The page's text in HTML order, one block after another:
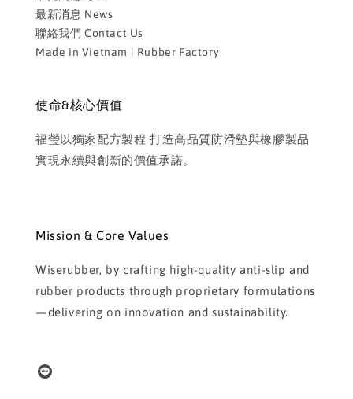
最新消息 News
聯絡我們 Contact Us
Made in Vietnam | Rubber Factory
使命&核心價值
福瑩以獨家配方製程 打造高品質防滑墊與橡膠製品
實現永續與創新的價值承諾。
Mission & Core Values
Wiserubber, by crafting high-quality anti-slip and
rubber products through proprietary formulations
—delivering on innovation and sustainability.